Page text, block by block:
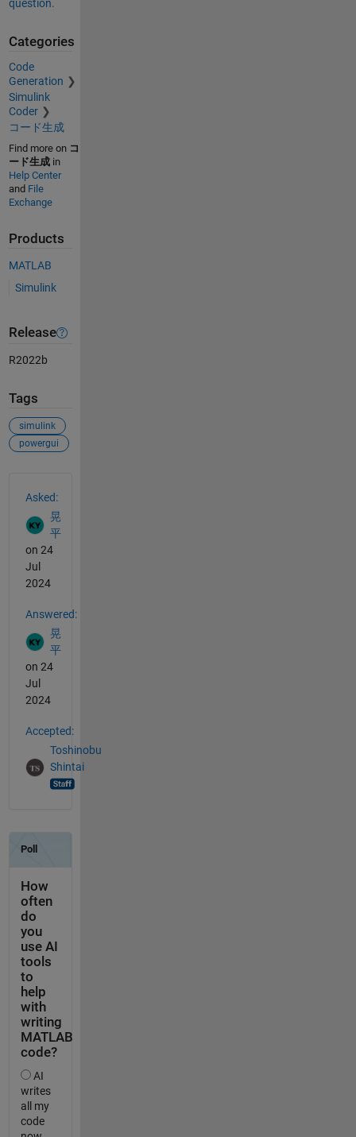
question.
Categories
Code
Generation
Simulink
Coder
コード生成
Find more on コ
ード生成in
Help Center
and File
Exchange
Products
MATLAB
Simulink
Release
R2022b
Tags
simulink
powergui
Asked:
晃
平
on 24
Jul
2024
Answered:
晃
平
on 24
Jul
2024
Accepted:
Toshinobu
Shintai